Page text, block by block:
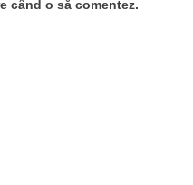
când o să comentez.